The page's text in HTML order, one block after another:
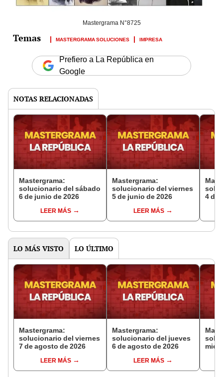
Mastergrama N°8725
MASTERGRAMA SOLUCIONES IMPRESA
Prefiero a La República en
Google
NOTAS RELACIONADAS
Mastergrama:
solucionario del sábado
6 de junio de 2026
LEER MÁS
Mastergrama:
solucionario del viernes
5 de junio de 2026
LEER MÁS
4 de
LO MÁS VISTO LO ÚLTIMO
Mastergrama:
solucionario del viernes
7 de agosto de 2026
LEER MÁS
Mastergrama:
solucionario del jueves
6 de agosto de 2026
LEER MÁS